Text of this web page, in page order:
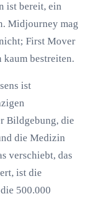
ist bereit, ein
Midjourney mag
First Mover
kaum bestreiten.
ist
Bildgebung, die
die Medizin
verschiebt, das
ist die
500.000